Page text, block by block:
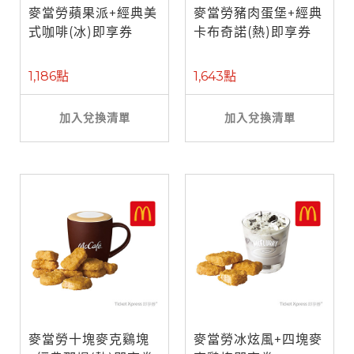
麥當勞蘋果派+經典美
式咖啡(冰)即享券
1,186點
加入兌換清單
麥當勞豬肉蛋堡+經典
卡布奇諾(熱)即享券
1,643點
加入兌換清單
麥當勞十塊麥克鷄塊
麥當勞冰炫風+四塊麥